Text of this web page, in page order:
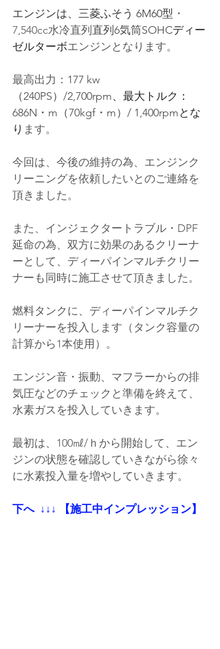
エンジンは、三菱ふそう 6M60型 ・
7,540cc水冷直列直列6気筒SOHCディー
ゼルターボエンジンとなります。
最高出力： 177 kw
（240PS）/2,700rpm、最大トルク：
686N・m（70kgf・m）/ 1,400rpmとな
り ます。
今回は、今後の維持の為、エンジンク
リーニングを依頼したいとのご連絡を
頂きました。
また、インジェクタートラブル・DPF
延命の為、双方に効果のあるクリーナ
ーとして、ディーパインマルチクリー
ナーも同時に施工させて頂きました。
燃料タンクに、ディーパインマルチク
リーナーを投入します（タンク容量の
計算から1本使用）。
エンジン音・振動、マフラーからの排
気圧などのチェックと準備を終えて、
水素ガスを投入していきます。
最初は、100㎖/ｈから開始して、エン
ジンの状態を確認していきながら徐々
に水素投入量を増やしていきます。
下へ  ↓↓↓ 【施工中インプレッション】